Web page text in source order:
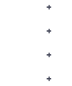
+
+
+
+